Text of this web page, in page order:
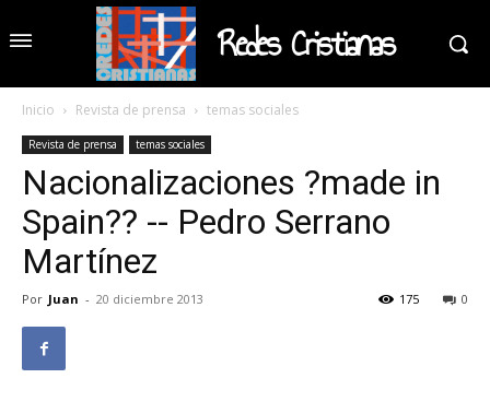
Redes Cristianas
Inicio Revista de prensa temas sociales
Revista de prensa temas sociales
Nacionalizaciones ?made in
Spain?? -- Pedro Serrano
Martínez
Por Juan - 20 diciembre 2013 0
175